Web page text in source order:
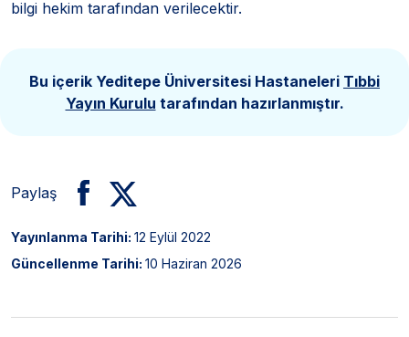
bilgi hekim tarafından verilecektir.
Bu içerik Yeditepe Üniversitesi Hastaneleri Tıbbi
Yayın Kurulu tarafından hazırlanmıştır.
Paylaş
Yayınlanma Tarihi: 12 Eylül 2022
Güncellenme Tarihi: 10 Haziran 2026